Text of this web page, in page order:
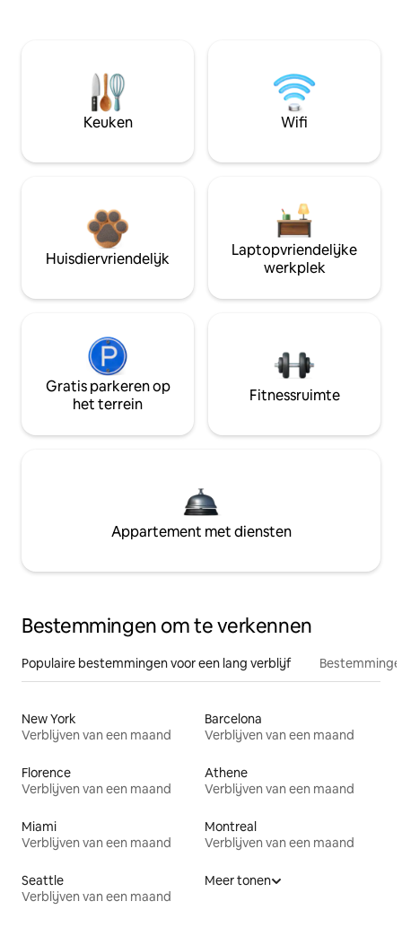
Keuken Wifi
Huisdiervriendelijk
Laptopvriendelijke
werkplek
Gratis parkeren op
het terrein
Fitnessruimte
Appartement met diensten
Bestemmingen om te verkennen
Populaire bestemmingen voor een lang verblijf
New York
Verblijven van een maand
Barcelona
Verblijven van een maand
Florence
Verblijven van een maand
Athene
Verblijven van een maand
Miami
Verblijven van een maand
Montreal
Verblijven van een maand
Seattle
Verblijven van een maand
Meer tonen